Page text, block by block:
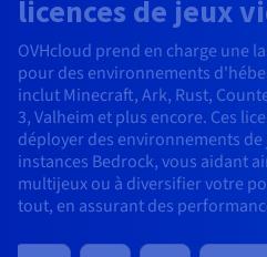
licences de jeux
OVHcloud prend en charge une
pour des environnements
inclut Minecraft, Ark, Rust,
3, Valheim et plus encore. Ces
déployer des environnements de
instances Bedrock, vous aidant
multijeux ou à diversifier votre
tout, en assurant des